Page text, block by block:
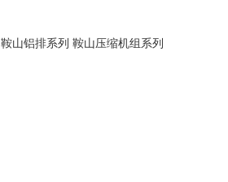
鞍山铝排系列 鞍山压缩机组系列